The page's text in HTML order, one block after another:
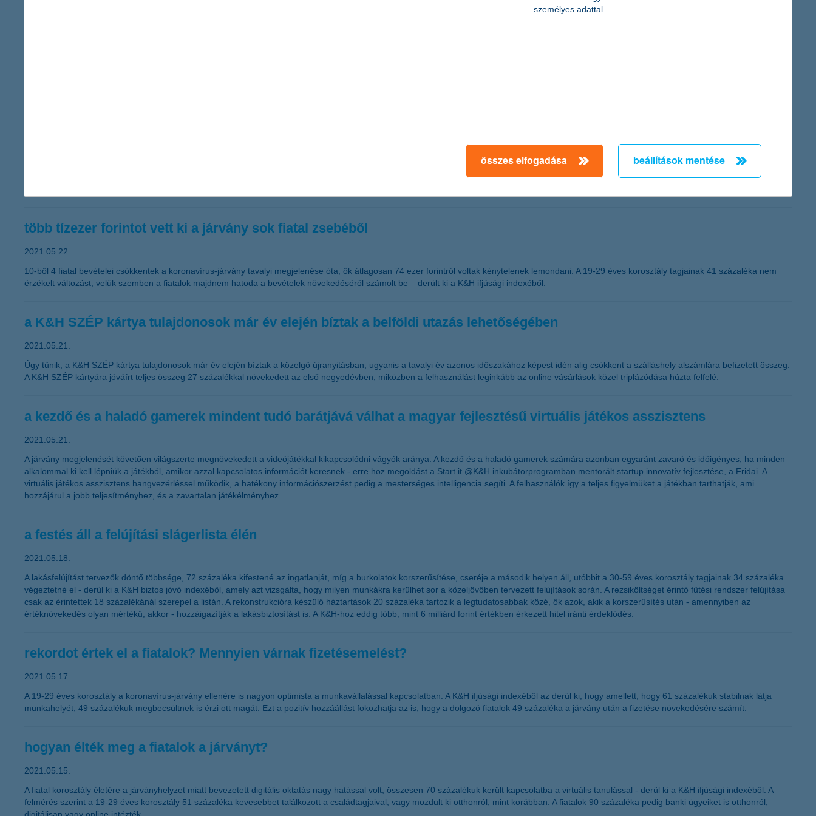
Jellemzően több mint ötmillió forint szükséges az első pár évben egy vállalkozás beindításához és működtetéséhez - derült ki a K&H felméréséből. A vállalkozók a legtöbb pénzt termékük vagy
több tízezer forintot vett ki a járvány sok fiatal zsebéből
2021.05.22.
10-ből 4 fiatal bevételei csökkentek a koronavírus-járvány tavalyi megjelenése óta, ők átlagosan 74 ezer forintról voltak kénytelenek lemondani. A 19-29 éves korosztály tagjainak 41 százaléka nem
érzékelt változást, velük szemben a fiatalok majdnem hatoda a bevételek növekedéséről számolt be – derült ki a K&H ifjúsági indexéből.
a K&H SZÉP kártya tulajdonosok már év elején bíztak a belföldi utazás lehetőségében
2021.05.21.
Úgy tűnik, a K&H SZÉP kártya tulajdonosok már év elején bíztak a közelgő újranyitásban, ugyanis a tavalyi év azonos időszakához képest idén alig csökkent a szálláshely alszámlára befizetett összeg.
A K&H SZÉP kártyára jóváírt teljes összeg 27 százalékkal növekedett az első negyedévben, miközben a felhasználást leginkább az online vásárlások közel triplázódása húzta felfelé.
a kezdő és a haladó gamerek mindent tudó barátjává válhat a magyar fejlesztésű virtuális játékos asszisztens
2021.05.21.
A járvány megjelenését követően világszerte megnövekedett a videójátékkal kikapcsolódni vágyók aránya. A kezdő és a haladó gamerek számára azonban egyaránt zavaró és időigényes, ha minden
alkalommal ki kell lépniük a játékból, amikor azzal kapcsolatos információt keresnek - erre hoz megoldást a Start it @K&H inkubátorprogramban mentorált startup innovatív fejlesztése, a Fridai. A
virtuális játékos asszisztens hangvezérléssel működik, a hatékony információszerzést pedig a mesterséges intelligencia segíti. A felhasználók így a teljes figyelmüket a játékban tarthatják, ami
hozzájárul a jobb teljesítményhez, és a zavartalan játékélményhez.
a festés áll a felújítási slágerlista élén
2021.05.18.
A lakásfelújítást tervezők döntő többsége, 72 százaléka kifestené az ingatlanját, míg a burkolatok korszerűsítése, cseréje a második helyen áll, utóbbit a 30-59 éves korosztály tagjainak 34 százaléka
végeztetné el - derül ki a K&H biztos jövő indexéből, amely azt vizsgálta, hogy milyen munkákra kerülhet sor a közeljövőben tervezett felújítások során. A rezsiköltséget érintő fűtési rendszer felújítása
csak az érintettek 18 százalékánál szerepel a listán. A rekonstrukcióra készülő háztartások 20 százaléka tartozik a legtudatosabbak közé, ők azok, akik a korszerűsítés után - amennyiben az
értéknövekedés olyan mértékű, akkor - hozzáigazítják a lakásbiztosítást is. A K&H-hoz eddig több, mint 6 milliárd forint értékben érkezett hitel iránti érdeklődés.
rekordot értek el a fiatalok? Mennyien várnak fizetésemelést?
2021.05.17.
A 19-29 éves korosztály a koronavírus-járvány ellenére is nagyon optimista a munkavállalással kapcsolatban. A K&H ifjúsági indexéből az derül ki, hogy amellett, hogy 61 százalékuk stabilnak látja
munkahelyét, 49 százalékuk megbecsültnek is érzi ott magát. Ezt a pozitív hozzáállást fokozhatja az is, hogy a dolgozó fiatalok 49 százaléka a járvány után a fizetése növekedésére számít.
hogyan élték meg a fiatalok a járványt?
2021.05.15.
A fiatal korosztály életére a járványhelyzet miatt bevezetett digitális oktatás nagy hatással volt, összesen 70 százalékuk került kapcsolatba a virtuális tanulással - derül ki a K&H ifjúsági indexéből. A
felmérés szerint a 19-29 éves korosztály 51 százaléka kevesebbet találkozott a családtagjaival, vagy mozdult ki otthonról, mint korábban. A fiatalok 90 százaléka pedig banki ügyeiket is otthonról,
személyes adattal.
összes elfogadása beállítások mentése